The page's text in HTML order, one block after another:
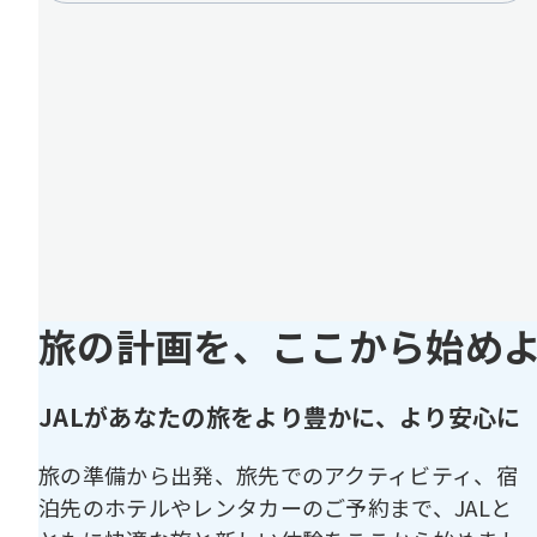
旅の計画を、ここから始め
JALがあなたの旅をより豊かに、より安心に
旅の準備から出発、旅先でのアクティビティ、宿
泊先のホテルやレンタカーのご予約まで、JALと